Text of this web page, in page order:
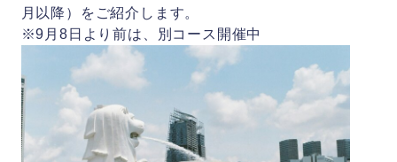
最新留学情報
会社概要
お問い合わせ
月以降）をご紹介します。
※9月8日より前は、別コース開催中